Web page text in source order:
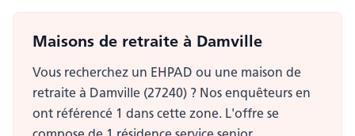
Maisons de retraite à Damville
Vous recherchez un EHPAD ou une maison de
retraite à Damville (27240) ? Nos enquêteurs en
ont référencé 1 dans cette zone. L'offre se